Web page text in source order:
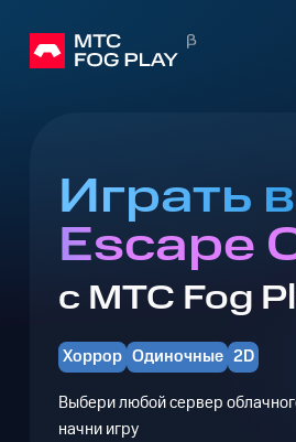
Играть
Escape
с МТС Fog
Хоррор Одиночные 2D
Выбери любой сервер
начни игру